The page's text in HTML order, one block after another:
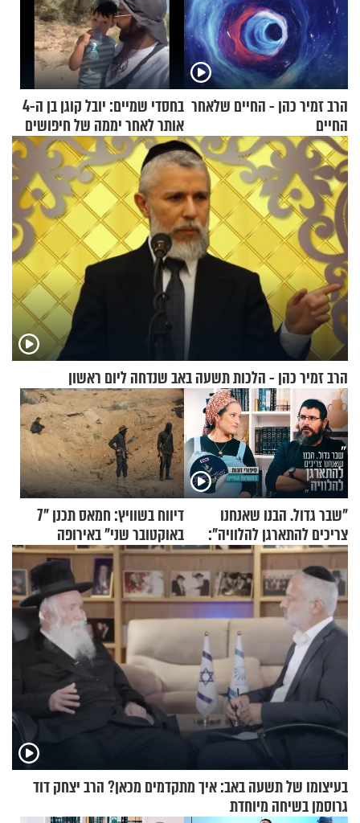
הרב זמיר כהן - החיים שלאחר
החיים
בחסדי שמיים: יובל קוגן בן ה-4
אותר לאחר יממה של חיפושים
הרב זמיר כהן - הלכות תשעה באב שנדחה ליום ראשון
"שבר גדול. הבנו שאנחנו
צריכים להתארגן להלוויה":
זוגיות במבחן, הפעם עם מרים
וגד דנינו
דיווח בשוויץ: חמאס תכנן "7
באוקטובר שני" באירופה
בעיצומו של תשעה באב: איך מתקדמים מכאן? הרב יצחק דוד
גרוסמן בשיחה מיוחדת